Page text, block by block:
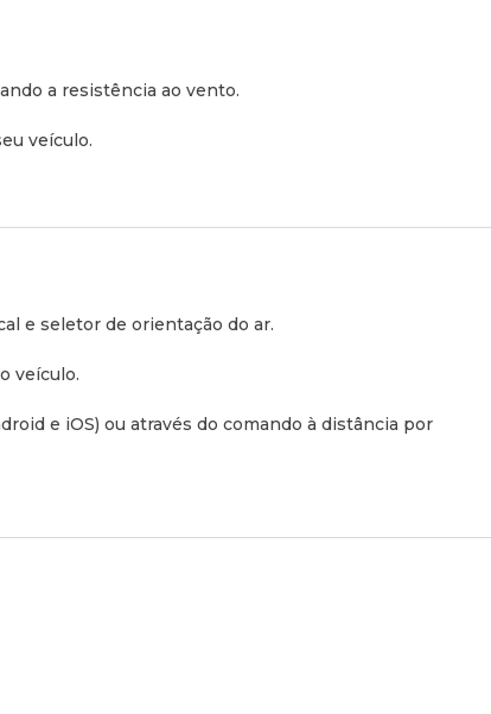
a resistência ao vento.
veículo.
e seletor de orientação do ar.
veículo.
e iOS) ou através do comando à distância por